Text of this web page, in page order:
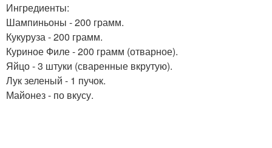
Ингредиенты:
Шампиньоны - 200 грамм.
Кукуруза - 200 грамм.
Куриное Филе - 200 грамм (отварное).
Яйцо - 3 штуки (сваренные вкрутую).
Лук зеленый - 1 пучок.
Майонез - по вкусу.